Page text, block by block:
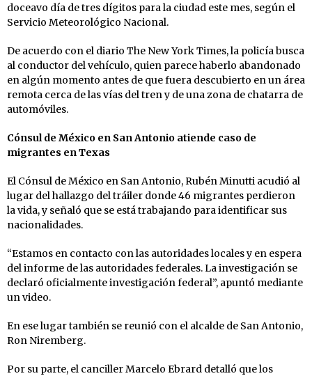
doceavo día de tres dígitos para la ciudad este mes, según el
Servicio Meteorológico Nacional.
De acuerdo con el diario The New York Times, la policía busca
al conductor del vehículo, quien parece haberlo abandonado
en algún momento antes de que fuera descubierto en un área
remota cerca de las vías del tren y de una zona de chatarra de
automóviles.
Cónsul de México en San Antonio atiende caso de
migrantes en Texas
El Cónsul de México en San Antonio, Rubén Minutti acudió al
lugar del hallazgo del tráiler donde 46 migrantes perdieron
la vida, y señaló que se está trabajando para identificar sus
nacionalidades.
“Estamos en contacto con las autoridades locales y en espera
del informe de las autoridades federales. La investigación se
declaró oficialmente investigación federal”, apuntó mediante
un video.
En ese lugar también se reunió con el alcalde de San Antonio,
Ron Niremberg.
Por su parte, el canciller Marcelo Ebrard detalló que los